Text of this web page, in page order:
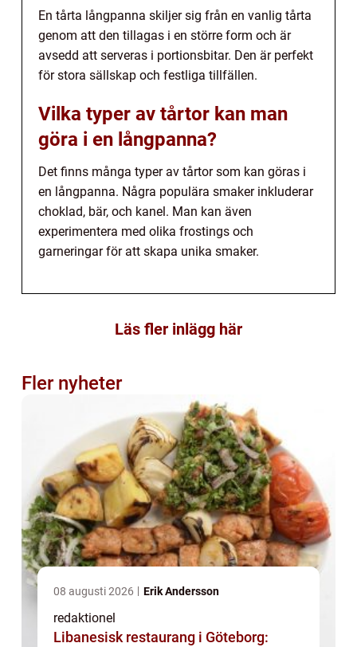
En tårta långpanna skiljer sig från en vanlig tårta
genom att den tillagas i en större form och är
avsedd att serveras i portionsbitar. Den är perfekt
för stora sällskap och festliga tillfällen.
Vilka typer av tårtor kan man
göra i en långpanna?
Det finns många typer av tårtor som kan göras i
en långpanna. Några populära smaker inkluderar
choklad, bär, och kanel. Man kan även
experimentera med olika frostings och
garneringar för att skapa unika smaker.
Läs fler inlägg här
Fler nyheter
08 augusti 2026 Erik Andersson
redaktionel
Libanesisk restaurang i Göteborg: